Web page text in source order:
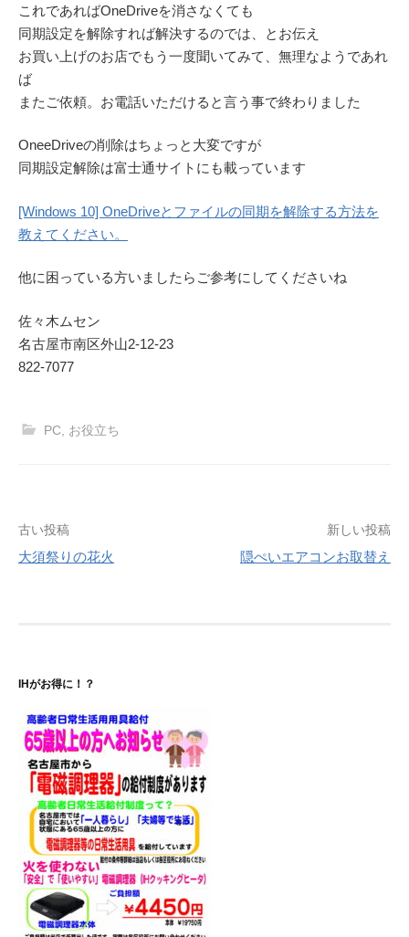
これであればOneDriveを消さなくても
同期設定を解除すれば解決するのでは、とお伝え
お買い上げのお店でもう一度聞いてみて、無理なようであれ
ば
またご依頼。お電話いただけると言う事で終わりました
OneeDriveの削除はちょっと大変ですが
同期設定解除は富士通サイトにも載っています
[Windows 10] OneDriveとファイルの同期を解除する方法を
教えてください。
他に困っている方いましたらご参考にしてくださいね
佐々木ムセン
名古屋市南区外山2-12-23
822-7077
PC お役立ち
投
稿
シ
ョ
ン
古い投稿
大須祭りの花火
新しい投稿
隠ぺいエアコンお取替え
IHがお得に！？